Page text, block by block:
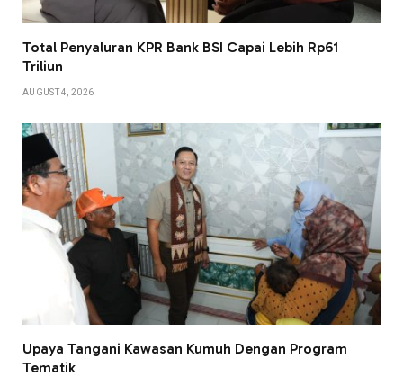
Total Penyaluran KPR Bank BSI Capai Lebih Rp61
Triliun
AUGUST 4, 2026
Upaya Tangani Kawasan Kumuh Dengan Program
Tematik